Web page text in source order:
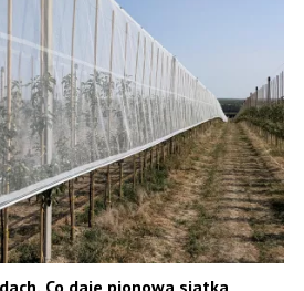
Co daje pionowa siatka